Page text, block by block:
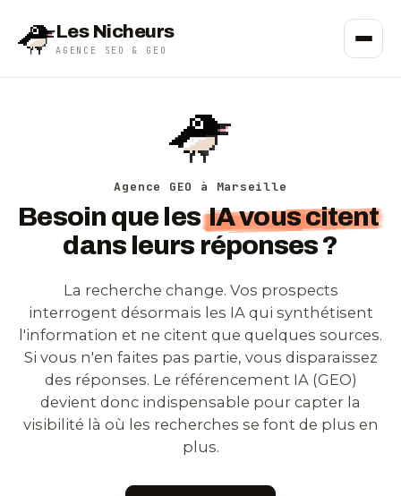
Les Nicheurs
AGENCE SEO & GEO
Agence GEO à Marseille
Besoin que lesIA vous citent
dans leurs réponses ?
La recherche change. Vos prospects
interrogent désormais les IA qui synthétisent
l'information et ne citent que quelques sources.
Si vous n'en faites pas partie, vous disparaissez
des réponses. Le référencement IA (GEO)
devient donc indispensable pour capter la
visibilité là où les recherches se font de plus en
plus.